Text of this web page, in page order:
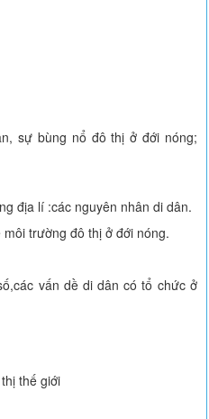
sự bùng nổ đô thị ở đới nóng;
địa lí :các nguyên nhân di dân.
trường đô thị ở đới nóng.
vấn dề di dân có tổ chức ở
thế giới